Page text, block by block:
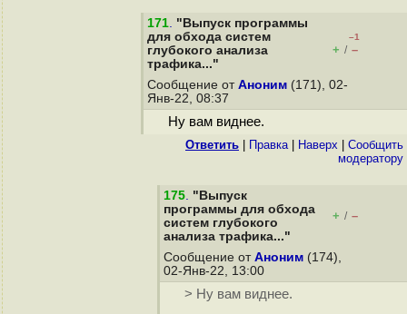
171. "Выпуск программы
для обхода систем
глубокого анализа
трафика..."
–1
+ / –
Сообщение от Аноним (171), 02-
Янв-22, 08:37
Ну вам виднее.
Ответить Правка| Наверх
Cообщить
модератору
175. "Выпуск
программы для обхода
систем глубокого
анализа трафика..."
+ / –
Сообщение от Аноним (174),
02-Янв-22, 13:00
> Ну вам виднее.